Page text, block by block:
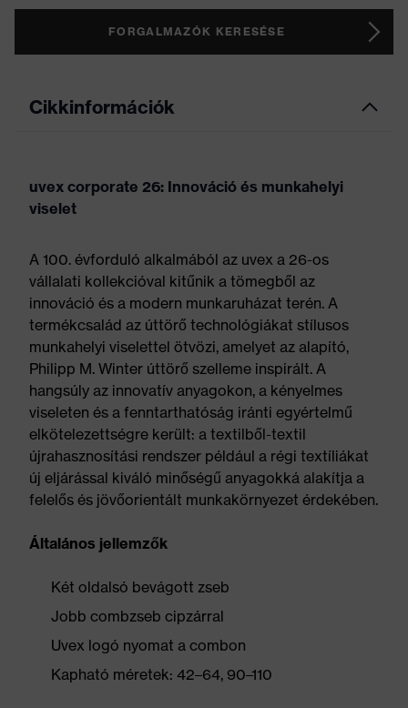
FORGALMAZÓK KERESÉSE
Cikkinformációk
uvex corporate 26: Innováció és munkahelyi
viselet
A 100. évforduló alkalmából az uvex a 26-os
vállalati kollekcióval kitűnik a tömegből az
innováció és a modern munkaruházat terén. A
termékcsalád az úttörő technológiákat stílusos
munkahelyi viselettel ötvözi, amelyet az alapító,
Philipp M. Winter úttörő szelleme inspirált. A
hangsúly az innovatív anyagokon, a kényelmes
viseleten és a fenntarthatóság iránti egyértelmű
elkötelezettségre került: a textilből-textil
újrahasznosítási rendszer például a régi textíliákat
új eljárással kiváló minőségű anyagokká alakítja a
felelős és jövőorientált munkakörnyezet érdekében.
Általános jellemzők
Két oldalsó bevágott zseb
Jobb combzseb cipzárral
Uvex logó nyomat a combon
Kapható méretek: 42–64, 90–110